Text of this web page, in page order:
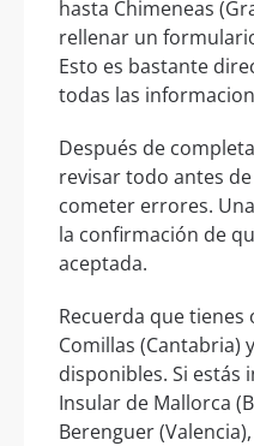
hasta Chimeneas
rellenar un
Esto es bastante
todas las
Después de
revisar todo antes
cometer errores.
la confirmación de
aceptada.
Recuerda que
Comillas (Cantabria)
disponibles. Si estás
Insular de Mallorca
Berenguer